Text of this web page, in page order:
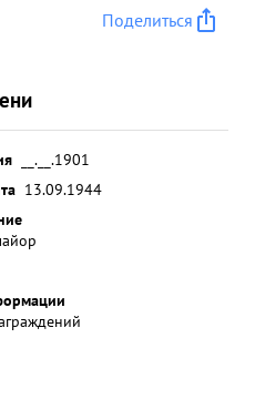
Поделиться
__.__.1901
13.09.1944